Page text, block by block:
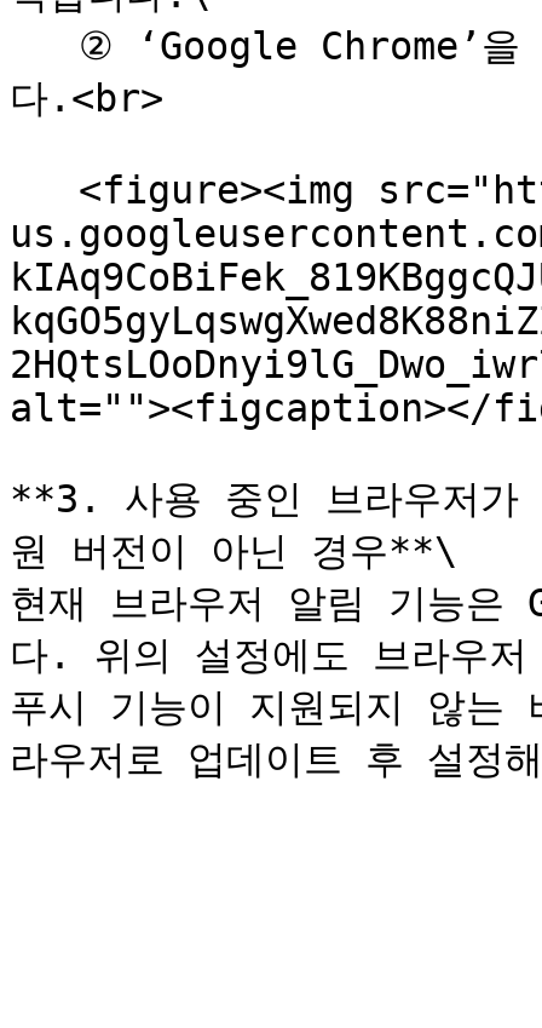
다.<br>
alt=""><figcaption></
**3. 사용 중인 브라우저가
원 버전이 아닌 경우**\
현재 브라우저 알림 기능은
다. 위의 설정에도 브라우
푸시 기능이 지원되지 않